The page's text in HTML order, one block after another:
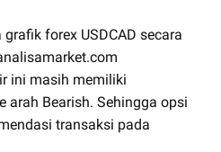
forex USDCAD secara
ini masih memiliki
arah Bearish. Sehingga opsi
transaksi pada